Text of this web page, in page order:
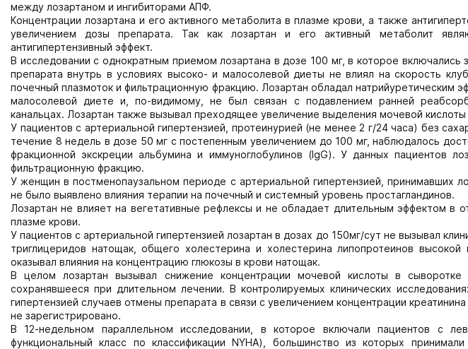
между лозартаном и ингибиторами АПФ.
Концентрации лозартана и его активного метаболита в плазме крови, а также
увеличением дозы препарата. Так как лозартан и его активный метаболит
антигипертензивный эффект.
В исследовании с однократным приемом лозартана в дозе 100 мг, в которое
препарата внутрь в условиях высоко- и малосолевой диеты не влиял на скорость
почечный плазмоток и фильтрационную фракцию. Лозартан обладал натрийуретическим
малосолевой диете и, по-видимому, не был связан с подавлением ранней
канальцах. Лозартан также вызывал преходящее увеличение выделения мочевой кислоты
У пациентов с артериальной гипертензией, протеинурией (не менее 2 г/24 часа) без
течение 8 недель в дозе 50 мг с постепенным увеличением до 100 мг, наблюдалось
фракционной экскреции альбумина и иммуноглобулинов (IgG). У данных пациентов
фильтрационную фракцию.
У женщин в постменопаузальном периоде с артериальной гипертензией, принимавших
не было выявлено влияния терапии на почечный и системный уровень простагландинов.
Лозартан не влияет на вегетативные рефлексы и не обладает длительным эффектом в
плазме крови.
У пациентов с артериальной гипертензией лозартан в дозах до 150мг/сут не вызывал
триглицеридов натощак, общего холестерина и холестерина липопротеинов
оказывал влияния на концентрацию глюкозы в крови натощак.
В целом лозартан вызывал снижение концентрации мочевой кислоты в
сохранявшееся при длительном лечении. В контролируемых клинических
гипертензией случаев отмены препарата в связи с увеличением концентрации
не зарегистрировано.
В 12-недельном параллельном исследовании, в которое включали пациентов с
функциональный класс по классификации NYHA), большинство из которых